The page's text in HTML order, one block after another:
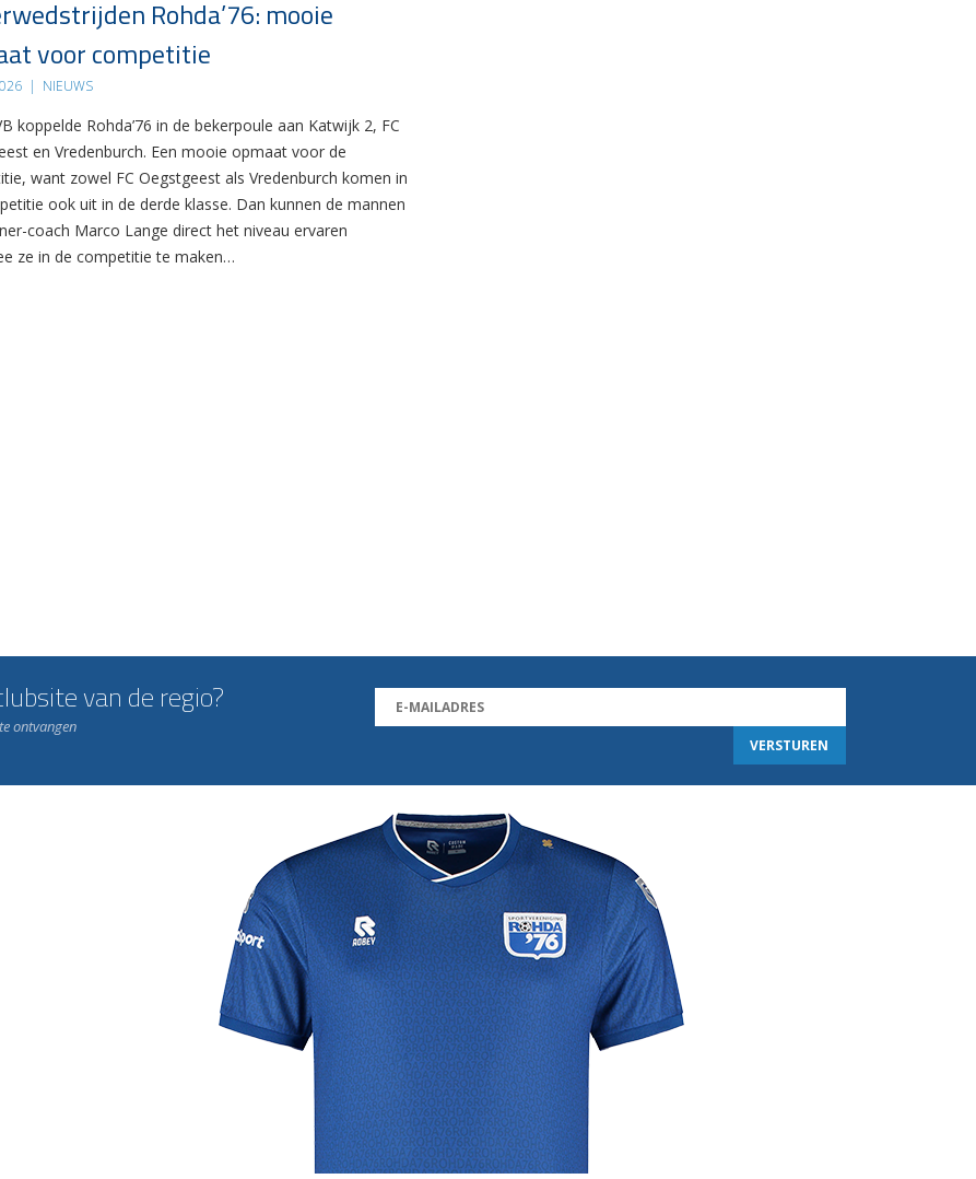
Rohda’76: mooie
voor competitie
| NIEUWS
koppelde Rohda’76 in de bekerpoule aan Katwijk 2, FC
en Vredenburch. Een mooie opmaat voor de
want zowel FC Oegstgeest als Vredenburch komen in
ook uit in de derde klasse. Dan kunnen de mannen
coach Marco Lange direct het niveau ervaren
ze in de competitie te maken…
van de regio?
ontvangen